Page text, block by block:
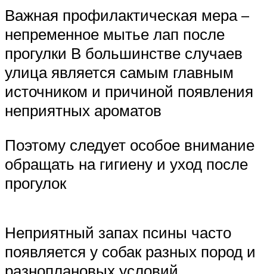
Важная профилактическая мера –
непременное мытье лап после
прогулки В большинстве случаев
улица является самым главным
источником и причиной появления
неприятных ароматов
Поэтому следует особое внимание
обращать на гигиену и уход после
прогулок
Неприятный запах псины часто
появляется у собак разных пород и